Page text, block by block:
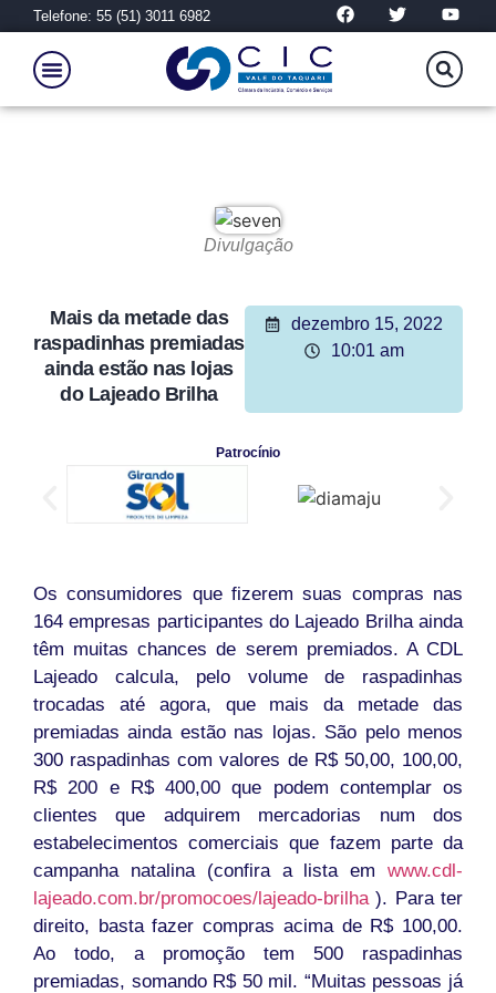
Telefone: 55 (51) 3011 6982
Divulgação
Mais da metade das
raspadinhas premiadas
ainda estão nas lojas
do Lajeado Brilha
dezembro 15, 2022
10:01 am
Patrocínio
Os consumidores que fizerem suas compras nas
164 empresas participantes do Lajeado Brilha ainda
têm muitas chances de serem premiados. A CDL
Lajeado calcula, pelo volume de raspadinhas
trocadas até agora, que mais da metade das
premiadas ainda estão nas lojas. São pelo menos
300 raspadinhas com valores de R$ 50,00, 100,00,
R$ 200 e R$ 400,00 que podem contemplar os
clientes que adquirem mercadorias num dos
estabelecimentos comerciais que fazem parte da
campanha natalina (confira a lista em www.cdl-
lajeado.com.br/promocoes/lajeado-brilha ). Para ter
direito, basta fazer compras acima de R$ 100,00.
Ao todo, a promoção tem 500 raspadinhas
premiadas, somando R$ 50 mil. “Muitas pessoas já